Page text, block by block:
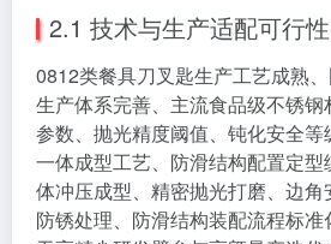
2.1 技术与生产适配可行性
0812类餐具刀叉匙生产工艺成熟
生产体系完善、主流食品级不锈
参数、抛光精度阈值、钝化安全等
一体成型工艺、防滑结构配置定
体冲压成型、精密抛光打磨、边
防锈处理、防滑结构装配流程标准